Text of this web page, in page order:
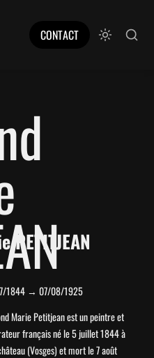
CONTACT
PETITJEAN
1844 → 07/08/1925
Marie Petitjean est un peintre et
français né le 5 juillet 1844 à
(Vosges) et mort le 7 août